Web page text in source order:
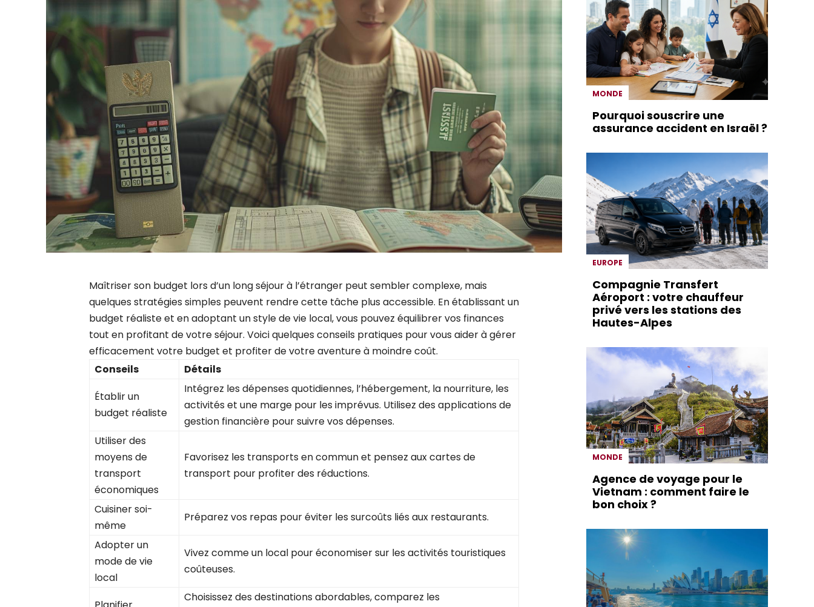
Maîtriser son budget lors d’un long séjour à l’étranger peut sembler complexe, mais
quelques stratégies simples peuvent rendre cette tâche plus accessible. En établissant un
budget réaliste et en adoptant un style de vie local, vous pouvez équilibrer vos finances
tout en profitant de votre séjour. Voici quelques conseils pratiques pour vous aider à gérer
efficacement votre budget et profiter de votre aventure à moindre coût.
Conseils
Détails
Établir un
budget réaliste
Intégrez les dépenses quotidiennes, l’hébergement, la nourriture, les
activités et une marge pour les imprévus. Utilisez des applications de
gestion financière pour suivre vos dépenses.
Utiliser des
moyens de
transport
économiques
Favorisez les transports en commun et pensez aux cartes de
transport pour profiter des réductions.
Cuisiner soi-
même
Préparez vos repas pour éviter les surcoûts liés aux restaurants.
Adopter un
mode de vie
local
Vivez comme un local pour économiser sur les activités touristiques
coûteuses.
Choisissez des destinations abordables, comparez les
MONDE
Pourquoi souscrire une
assurance accident en Israël ?
EUROPE
Compagnie Transfert
Aéroport : votre chauffeur
privé vers les stations des
Hautes-Alpes
MONDE
Agence de voyage pour le
Vietnam : comment faire le
bon choix ?